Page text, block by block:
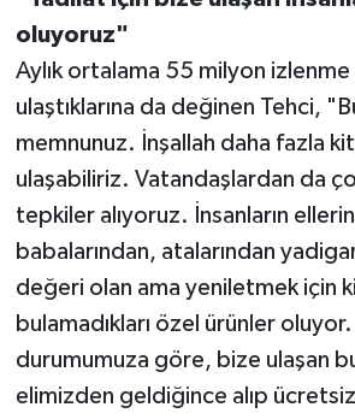
oluyoruz"
Aylık ortalama 55 milyon izlenme
ulaştıklarına da değinen Tehci,
memnunuz. İnşallah daha fazla
ulaşabiliriz. Vatandaşlardan da
tepkiler alıyoruz. İnsanların
babalarından, atalarından
değeri olan ama yeniletmek için
bulamadıkları özel ürünler
durumumuza göre, bize ulaşan
elimizden geldiğince alıp